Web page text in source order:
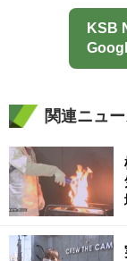
KSB
関連ニュ